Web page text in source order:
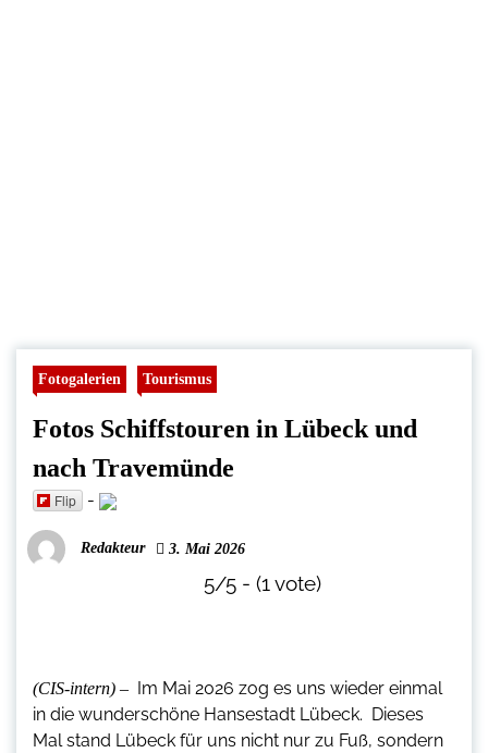
Fotogalerien Tourismus
Fotos Schiffstouren in Lübeck und
nach Travemünde
Flip -
Redakteur 3. Mai 2026
5/5 - (1 vote)
(CIS-intern) –
Im Mai 2026 zog es uns wieder einmal
in die wunderschöne Hansestadt Lübeck. Dieses
Mal stand Lübeck für uns nicht nur zu Fuß, sondern